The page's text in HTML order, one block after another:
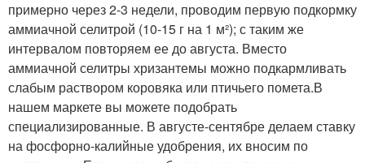
примерно через 2-3 недели, проводим первую подкормку
аммиачной селитрой (10-15 г на 1 м²); с таким же
интервалом повторяем ее до августа. Вместо
аммиачной селитры хризантемы можно подкармливать
слабым раствором коровяка или птичьего помета.В
нашем маркете вы можете подобрать
специализированные. В августе-сентябре делаем ставку
на фосфорно-калийные удобрения, их вносим по